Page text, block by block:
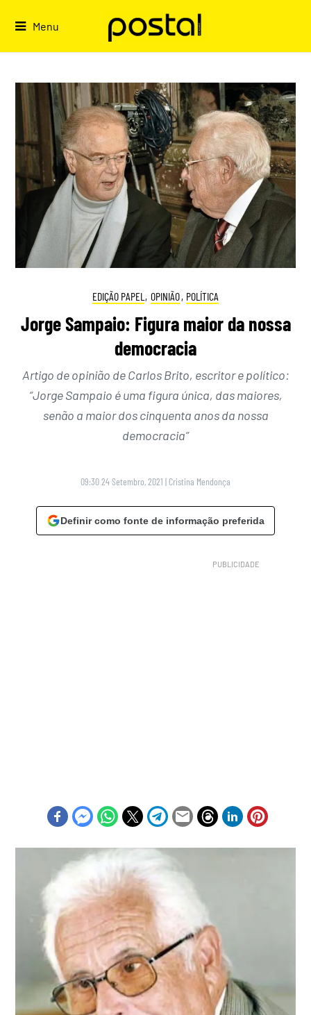
Menu
EDIÇÃO PAPEL , OPINIÃO, POLÍTICA
Jorge Sampaio: Figura maior da nossa
democracia
Artigo de opinião de Carlos Brito, escritor e político:
“Jorge Sampaio é uma figura única, das maiores,
senão a maior dos cinquenta anos da nossa
democracia”
09:30 24 Setembro, 2021 | Cristina Mendonça
Definir como fonte de informação preferida